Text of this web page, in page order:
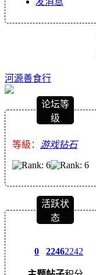
河源善食行
论坛等
级
等級： 游戏钻石
活跃状
态
0 22462242